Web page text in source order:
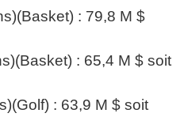
: 79,8 M $
: 65,4 M $ soit
: 63,9 M $ soit